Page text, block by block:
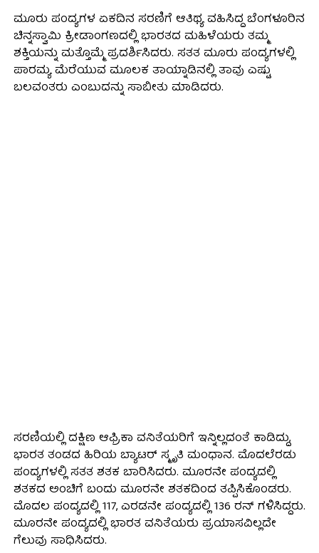
ಮೂರು ಪಂದ್ಯಗಳ ಏಕದಿನ ಸರಣಿಗೆ ಆತಿಥ್ಯ ವಹಿಸಿದ್ದ ಬೆಂಗಳೂರಿನ
ಚಿನ್ನಸ್ವಾಮಿ ಕ್ರೀಡಾಂಗಣದಲ್ಲಿ ಭಾರತದ ಮಹಿಳೆಯರು ತಮ್ಮ
ಶಕ್ತಿಯನ್ನು ಮತ್ತೊಮ್ಮೆ ಪ್ರದರ್ಶಿಸಿದರು. ಸತತ ಮೂರು ಪಂದ್ಯಗಳಲ್ಲಿ
ಪಾರಮ್ಯ ಮೆರೆಯುವ ಮೂಲಕ ತಾಯ್ನಾಡಿನಲ್ಲಿ ತಾವು ಎಷ್ಟು
ಬಲವಂತರು ಎಂಬುದನ್ನು ಸಾಬೀತು ಮಾಡಿದರು.
ಸರಣಿಯಲ್ಲಿ ದಕ್ಷಿಣ ಆಫ್ರಿಕಾ ವನಿತೆಯರಿಗೆ ಇನ್ನಿಲ್ಲದಂತೆ ಕಾಡಿದ್ದು,
ಭಾರತ ತಂಡದ ಹಿರಿಯ ಬ್ಯಾಟರ್ ಸ್ಮೃತಿ ಮಂಧಾನ. ಮೊದಲೆರಡು
ಪಂದ್ಯಗಳಲ್ಲಿ ಸತತ ಶತಕ ಬಾರಿಸಿದರು. ಮೂರನೇ ಪಂದ್ಯದಲ್ಲಿ
ಶತಕದ ಅಂಚಿಗೆ ಬಂದು ಮೂರನೇ ಶತಕದಿಂದ ತಪ್ಪಿಸಿಕೊಂಡರು.
ಮೊದಲ ಪಂದ್ಯದಲ್ಲಿ 117, ಎರಡನೇ ಪಂದ್ಯದಲ್ಲಿ 136 ರನ್ ಗಳಿಸಿದ್ದರು.
ಮೂರನೇ ಪಂದ್ಯದಲ್ಲಿ ಭಾರತ ವನಿತೆಯರು ಪ್ರಯಾಸವಿಲ್ಲದೇ
ಗೆಲುವು ಸಾಧಿಸಿದರು.